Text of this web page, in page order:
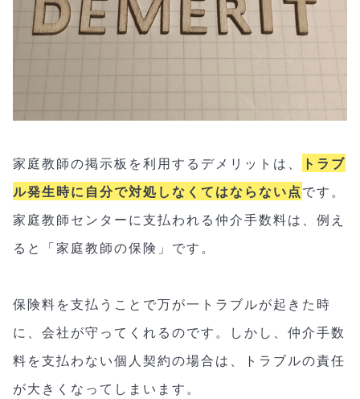
家庭教師の掲示板を利用するデメリットは、
トラブ
ル発生時に自分で対処しなくてはならない点です。
家庭教師センターに支払われる仲介手数料は、例え
ると「家庭教師の保険」です。
保険料を支払うことで万が一トラブルが起きた時
に、会社が守ってくれるのです。しかし、仲介手数
料を支払わない個人契約の場合は、トラブルの責任
が大きくなってしまいます。